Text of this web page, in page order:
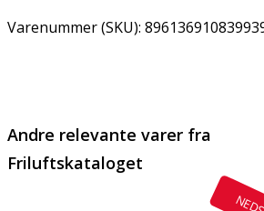
Varenummer (SKU):
Andre relevante varer fra
Friluftskataloget